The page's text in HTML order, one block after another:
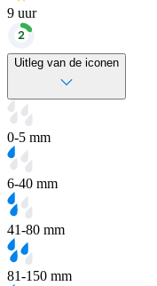
9 uur
Uitleg van de iconen
0-5 mm
6-40 mm
41-80 mm
81-150 mm